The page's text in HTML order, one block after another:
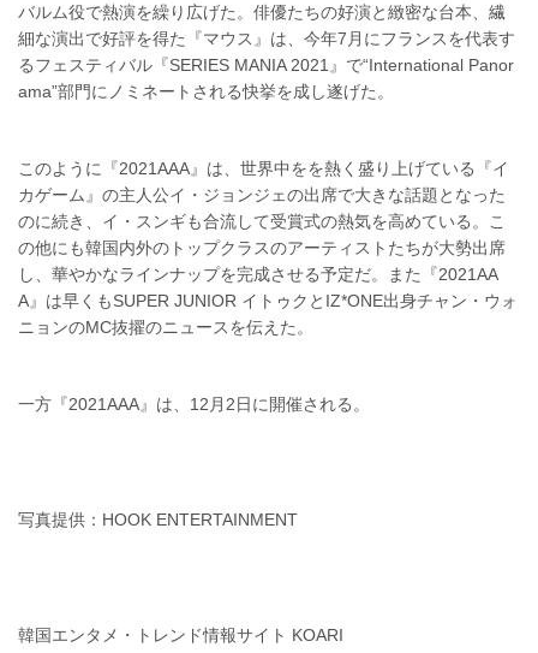
バルム役で熱演を繰り広げた。俳優たちの好演と緻密な台本、繊
細な演出で好評を得た『マウス』は、今年7月にフランスを代表す
るフェスティバル『SERIES MANIA 2021』で“International Panor
ama”部門にノミネートされる快挙を成し遂げた。
このように『2021AAA』は、世界中をを熱く盛り上げている『イ
カゲーム』の主人公イ・ジョンジェの出席で大きな話題となった
のに続き、イ・スンギも合流して受賞式の熱気を高めている。こ
の他にも韓国内外のトップクラスのアーティストたちが大勢出席
し、華やかなラインナップを完成させる予定だ。また『2021AA
A』は早くもSUPER JUNIOR イトゥクとIZ*ONE出身チャン・ウォ
ニョンのMC抜擢のニュースを伝えた。
一方『2021AAA』は、12月2日に開催される。
写真提供：HOOK ENTERTAINMENT
韓国エンタメ・トレンド情報サイト KOARI